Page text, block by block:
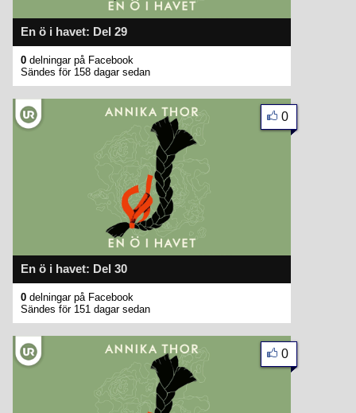
En ö i havet: Del 29
0 delningar på Facebook
Sändes för 158 dagar sedan
En ö i havet: Del 30
0
0 delningar på Facebook
Sändes för 151 dagar sedan
0